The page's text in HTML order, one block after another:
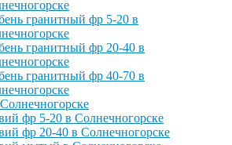
гранитный фр 5-20 в
гранитный фр 20-40 в
гранитный фр 40-70 в
фр 5-20 в Солнечногорске
фр 20-40 в Солнечногорске